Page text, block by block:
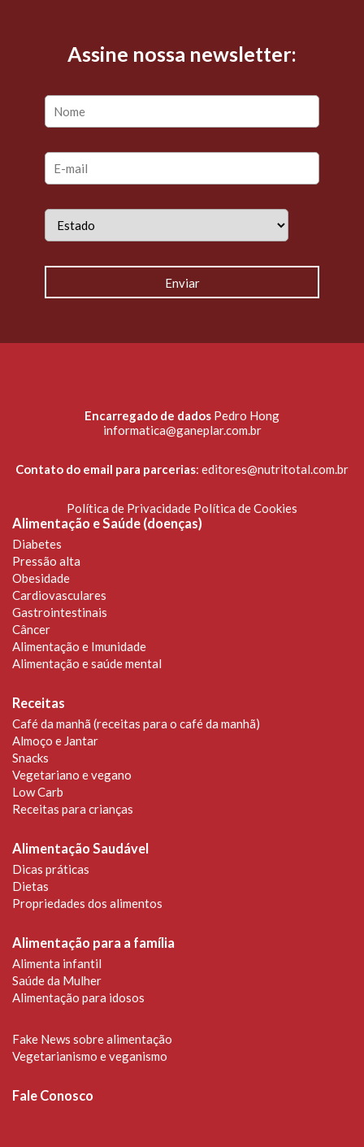
Assine nossa newsletter:
Encarregado de dados Pedro Hong
informatica@ganeplar.com.br
Contato do email para parcerias: editores@nutritotal.com.br
Política de Privacidade Política de Cookies
Alimentação e Saúde (doenças)
Diabetes
Pressão alta
Obesidade
Cardiovasculares
Gastrointestinais
Câncer
Alimentação e Imunidade
Alimentação e saúde mental
Receitas
Café da manhã (receitas para o café da manhã)
Almoço e Jantar
Snacks
Vegetariano e vegano
Low Carb
Receitas para crianças
Alimentação Saudável
Dicas práticas
Dietas
Propriedades dos alimentos
Alimentação para a família
Alimenta infantil
Saúde da Mulher
Alimentação para idosos
Fake News sobre alimentação
Vegetarianismo e veganismo
Fale Conosco